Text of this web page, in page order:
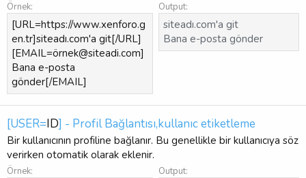
Örnek:
[URL=https://www.xenforo.g
en.tr]siteadı.com'a git[/URL]
[EMAIL=örnek@siteadi.com]
Bana e-posta
gönder[/EMAIL]
Output:
siteadı.com'a git
Bana e-posta gönder
[USER=ID] - Profil Bağlantısı,kullanıc etiketleme
Bir kullanıcının profiline bağlanır. Bu genellikle bir kullanıcıya söz
verirken otomatik olarak eklenir.
Örnek: Output: